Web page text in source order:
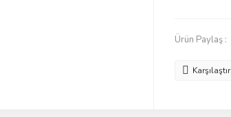
Ürün Paylaş :
Karşılaştır